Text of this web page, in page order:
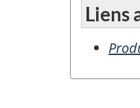
Liens